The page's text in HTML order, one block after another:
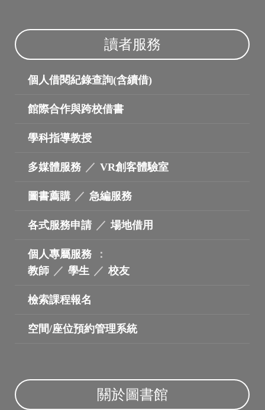
讀者服務
個人借閱紀錄查詢(含續借)
館際合作與跨校借書
學科指導教授
多媒體服務 ／ VR創客體驗室
圖書薦購 ／ 急編服務
各式服務申請 ／ 場地借用
個人專屬服務 ：
教師 ／ 學生 ／ 校友
檢索課程報名
空間/座位預約管理系統
關於圖書館